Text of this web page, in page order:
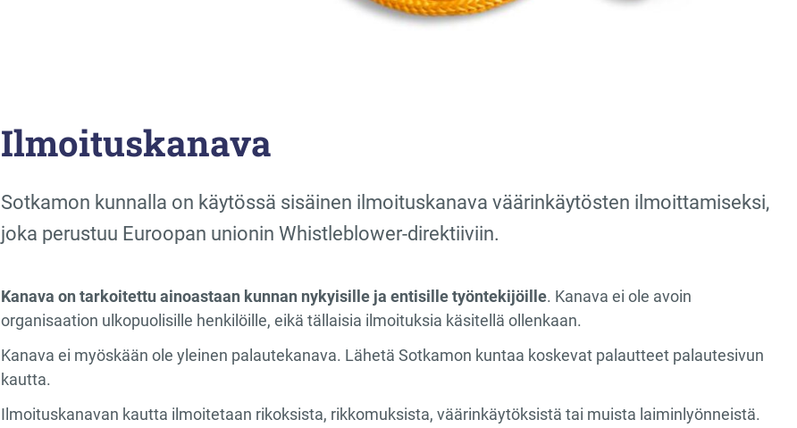
Ilmoituskanava
Sotkamon kunnalla on käytössä sisäinen ilmoituskanava väärinkäytösten ilmoittamiseksi,
joka perustuu Euroopan unionin Whistleblower-direktiiviin.
Kanava on tarkoitettu ainoastaan kunnan nykyisille ja entisille työntekijöille. Kanava ei ole avoin
organisaation ulkopuolisille henkilöille, eikä tällaisia ilmoituksia käsitellä ollenkaan.
Kanava ei myöskään ole yleinen palautekanava. Lähetä Sotkamon kuntaa koskevat palautteet palautesivun
kautta.
Ilmoituskanavan kautta ilmoitetaan rikoksista, rikkomuksista, väärinkäytöksistä tai muista laiminlyönneistä.